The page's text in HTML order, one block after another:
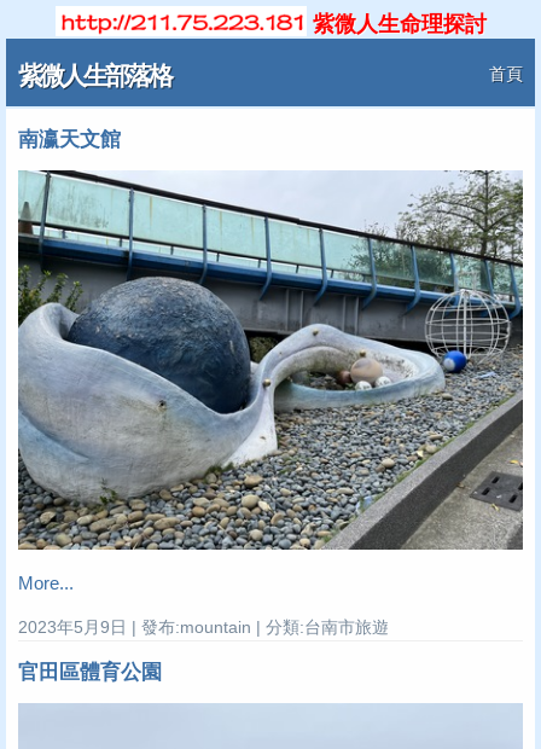
紫微人生命理探討
紫微人生部落格 首頁
南瀛天文館
More...
2023年5月9日 | 發布:mountain | 分類:台南市旅遊
官田區體育公園